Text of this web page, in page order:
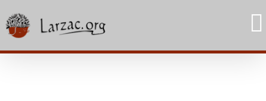
to
content